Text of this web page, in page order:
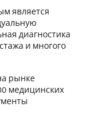
является
диагностика
и многого
рынке
медицинских